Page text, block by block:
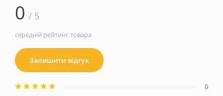
0 / 5
середній рейтинг товара
Залишити відгук
0